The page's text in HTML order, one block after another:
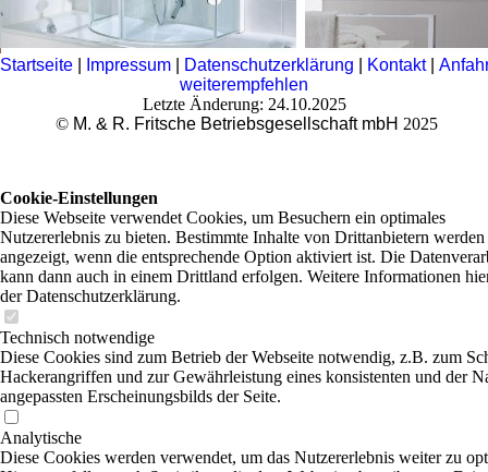
Startseite Impressum Datenschutzerklärung Kontakt|
weiterempfehlen
Letzte Änderung: 24.10.2025
© M. & R. Fritsche Betriebsgesellschaft mbH 2025
Cookie-Einstellungen
Diese Webseite verwendet Cookies, um Besuchern ein optimales
Nutzererlebnis zu bieten. Bestimmte Inhalte von Drittanbietern
angezeigt, wenn die entsprechende Option aktiviert ist. Die
kann dann auch in einem Drittland erfolgen. Weitere Informationen
der Datenschutzerklärung.
Technisch notwendige
Diese Cookies sind zum Betrieb der Webseite notwendig, z.B. zum
Hackerangriffen und zur Gewährleistung eines konsistenten und der
angepassten Erscheinungsbilds der Seite.
Analytische
Diese Cookies werden verwendet, um das Nutzererlebnis weiter zu